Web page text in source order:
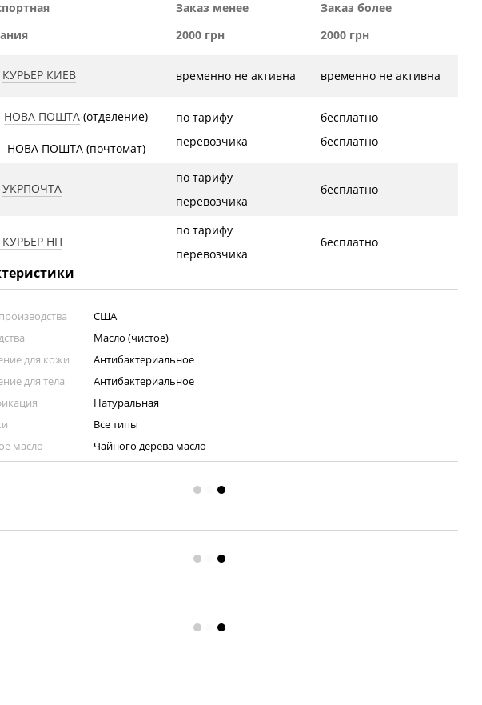
Заказ менее
2000 грн
Заказ более
2000 грн
КУРЬЕР КИЕВ временно не активна временно не активна
НОВА ПОШТА (отделение)
ПОШТА (почтомат)
по тарифу
перевозчика
бесплатно
бесплатно
УКРПОЧТА
по тарифу
перевозчика
бесплатно
КУРЬЕР НП
по тарифу
перевозчика
бесплатно
США
Масло (чистое)
для кожи
Антибактериальное
для тела
Антибактериальное
Натуральная
Все типы
масло
Чайного дерева масло